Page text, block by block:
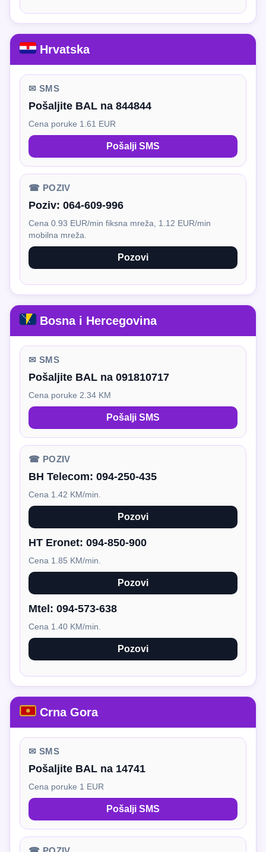
Hrvatska
✉ SMS
Pošaljite BAL na 844844
Cena poruke 1.61 EUR
Pošalji SMS
☎ POZIV
Poziv: 064-609-996
Cena 0.93 EUR/min fiksna mreža, 1.12 EUR/min
mobilna mreža.
Pozovi
Bosna i Hercegovina
✉ SMS
Pošaljite BAL na 091810717
Cena poruke 2.34 KM
Pošalji SMS
☎ POZIV
BH Telecom: 094-250-435
Cena 1.42 KM/min.
Pozovi
HT Eronet: 094-850-900
Cena 1.85 KM/min.
Pozovi
Mtel: 094-573-638
Cena 1.40 KM/min.
Pozovi
Crna Gora
✉ SMS
Pošaljite BAL na 14741
Cena poruke 1 EUR
Pošalji SMS